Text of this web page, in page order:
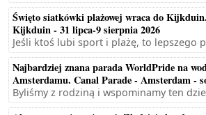
Święto siatkówki plażowej wraca do
Kijkduin - 31 lipca-9 sierpnia 2026
Jeśli ktoś lubi sport i plażę, to lepszego
Najbardziej znana parada WorldPride na
Amsterdamu. Canal Parade - Amsterdam -
Byliśmy z rodziną i wspominamy ten